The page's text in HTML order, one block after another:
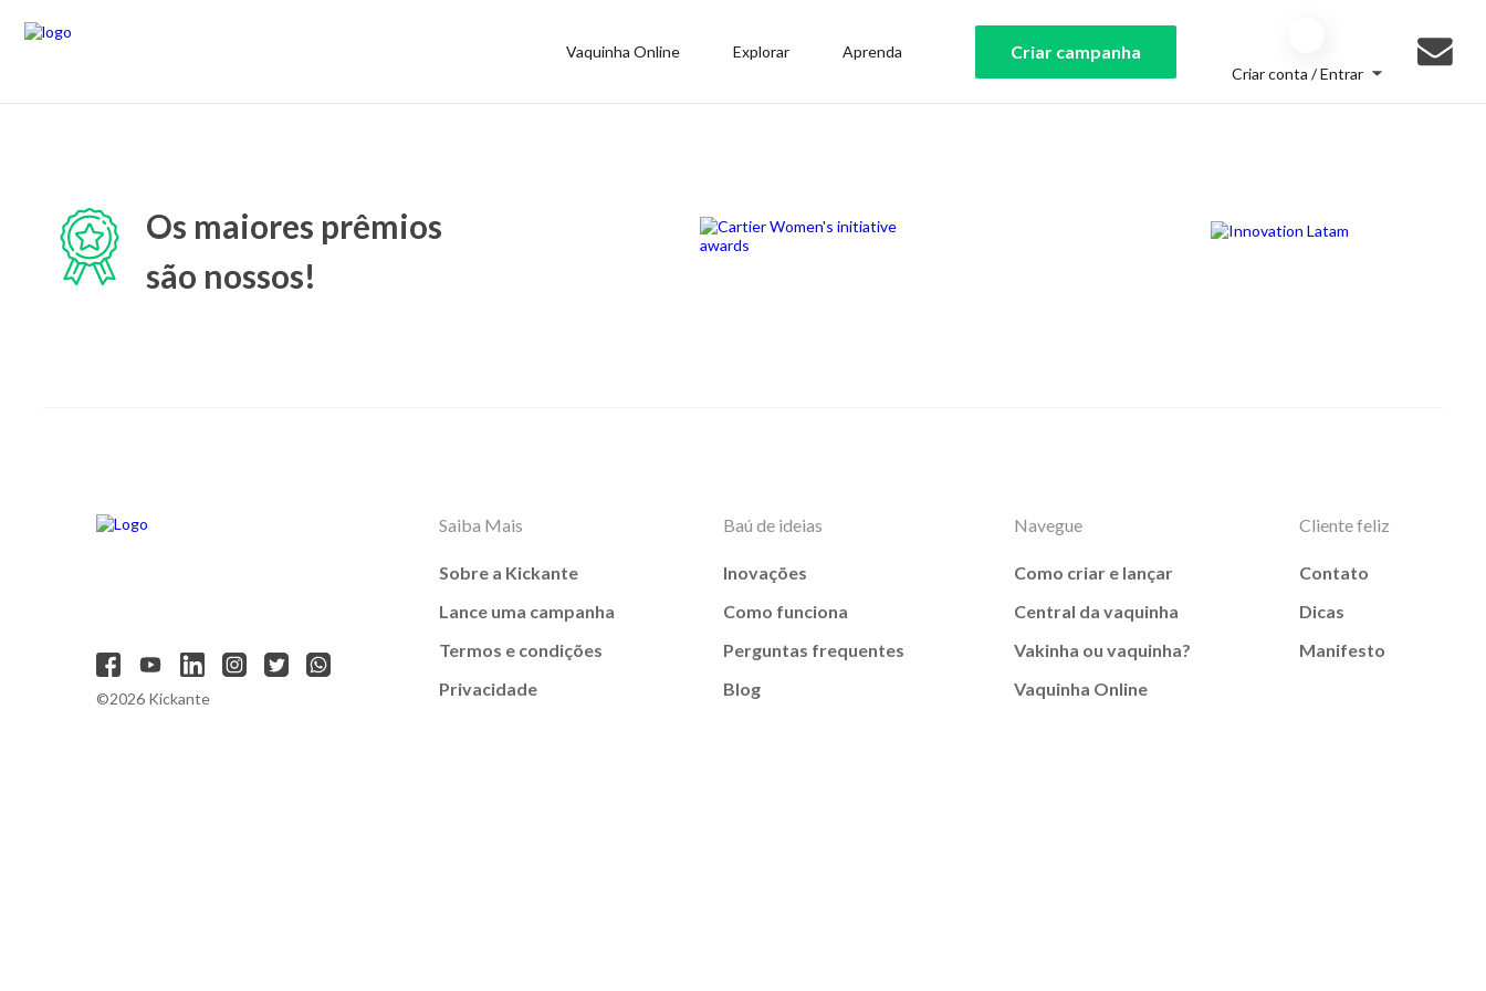
Vaquinha Online Explorar Aprenda Criar campanha
Criar conta / Entrar
Os maiores prêmios
são nossos!
©2026 Kickante
Saiba Mais
Sobre a Kickante
Lance uma campanha
Termos e condições
Privacidade
Baú de ideias
Inovações
Como funciona
Perguntas frequentes
Blog
Navegue
Como criar e lançar
Central da vaquinha
Vakinha ou vaquinha?
Vaquinha Online
Cliente feliz
Contato
Dicas
Manifesto